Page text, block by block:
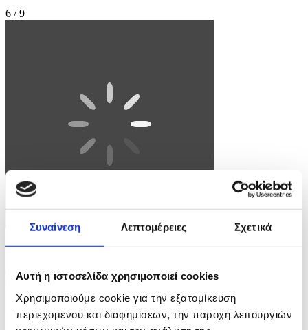
Συναίνεση Λεπτομέρειες Σχετικά
Αυτή η ιστοσελίδα χρησιμοποιεί cookies
Χρησιμοποιούμε cookie για την εξατομίκευση
περιεχομένου και διαφημίσεων, την παροχή λειτουργιών
6 / 9
Φωτογραφία: CHRIS TORRES
epaselect epa12922992 Filipino girl group BINI arrives on the red
carpet for the Billboard Woman in Music Awards at the Hollywood
Palladium in Hollywood, California, USA, 29 April 2026.
EPA/CHRIS TORRES